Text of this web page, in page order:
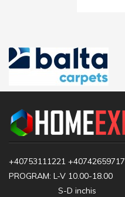
+40753111221 +40742659717
PROGRAM: L-V 10.00-18.00
S-D inchis